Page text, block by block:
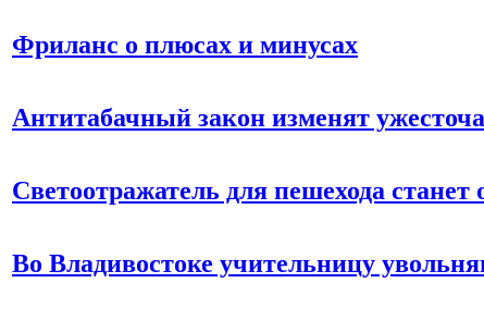
Фриланс о плюсах и минусах
Антитабачный закон изменят
Светоотражатель для пешехода станет
Во Владивостоке учительницу